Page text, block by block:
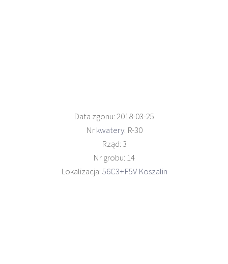
Data zgonu: 2018-03-25
Nrkwatery: R-30
Rząd: 3
Nr grobu: 14
Lokalizacja:56C3+F5V Koszalin